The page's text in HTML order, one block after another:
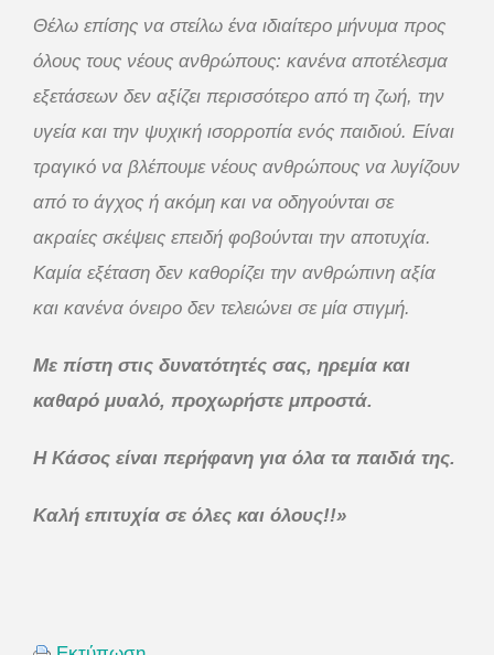
Θέλω επίσης να στείλω ένα ιδιαίτερο μήνυμα προς
όλους τους νέους ανθρώπους: κανένα αποτέλεσμα
εξετάσεων δεν αξίζει περισσότερο από τη ζωή, την
υγεία και την ψυχική ισορροπία ενός παιδιού. Είναι
τραγικό να βλέπουμε νέους ανθρώπους να λυγίζουν
από το άγχος ή ακόμη και να οδηγούνται σε
ακραίες σκέψεις επειδή φοβούνται την αποτυχία.
Καμία εξέταση δεν καθορίζει την ανθρώπινη αξία
και κανένα όνειρο δεν τελειώνει σε μία στιγμή.
Με πίστη στις δυνατότητές σας, ηρεμία και
καθαρό μυαλό, προχωρήστε μπροστά.
Η Κάσος είναι περήφανη για όλα τα παιδιά της.
Καλή επιτυχία σε όλες και όλους!!»